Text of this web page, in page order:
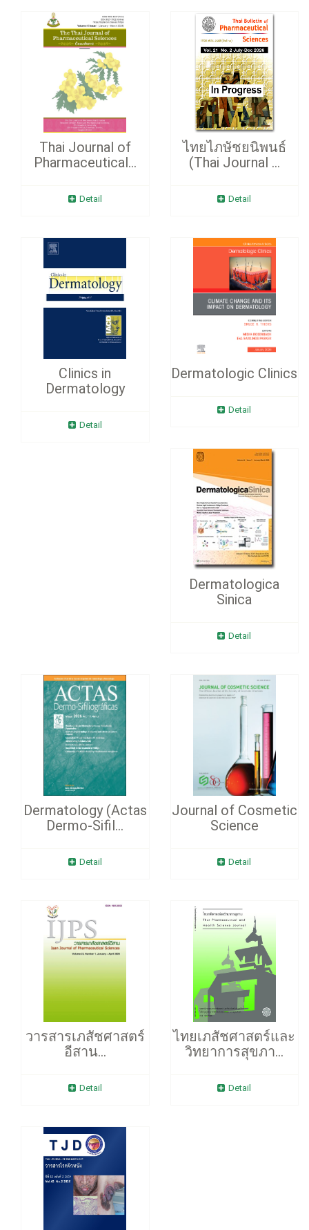
Thai Journal of
Pharmaceutical...
Detail
ไทยไภษัชยนิพนธ์
(Thai Journal ...
Detail
Clinics in
Dermatology
Detail
Dermatologic Clinics
Detail
Dermatologica
Sinica
Detail
Dermatology (Actas
Dermo-Sifil...
Detail
Journal of Cosmetic
Science
Detail
วารสารเภสัชศาสตร์
อีสาน...
Detail
ไทยเภสัชศาสตร์และ
วิทยาการสุขภา...
Detail